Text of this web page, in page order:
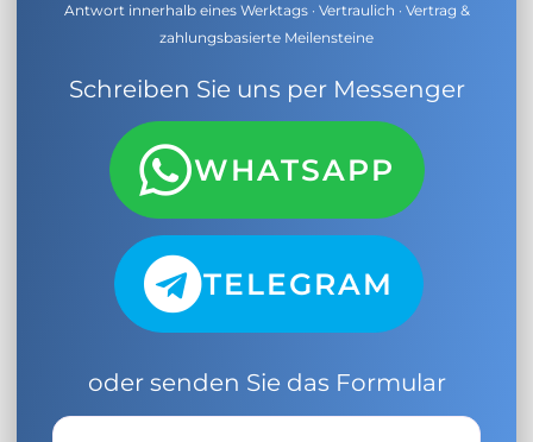
Antwort innerhalb eines Werktags · Vertraulich · Vertrag &
zahlungsbasierte Meilensteine
Schreiben Sie uns per Messenger
WHATSAPP
TELEGRAM
oder senden Sie das Formular